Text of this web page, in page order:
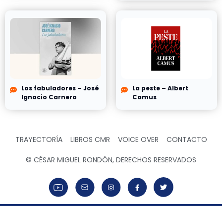
Los fabuladores – José
Ignacio Carnero
La peste – Albert
Camus
TRAYECTORÍA LIBROS CMR VOICE OVER CONTACTO
© CÉSAR MIGUEL RONDÓN, DERECHOS RESERVADOS